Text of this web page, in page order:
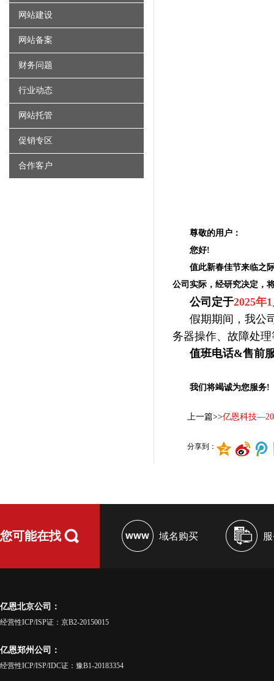
网站建设
网站备案
财务问题
行业动态
网站托管
促销专区
合作客户
尊敬的用户：
您好!
值此新春佳节来临之
公司实际，经研究决定，
公司定于2025年
假期期间，我公
务器操作、故障处
值班电话&售前
我们将竭诚为您服务!
上一篇>>亿恩科技
分享到：
您可能在找 域名购买
亿恩北京公司：
经营性ICP/ISP证：京B2-20150015
亿恩郑州公司：
经营性ICP/ISP/IDC证：豫B1-20183354